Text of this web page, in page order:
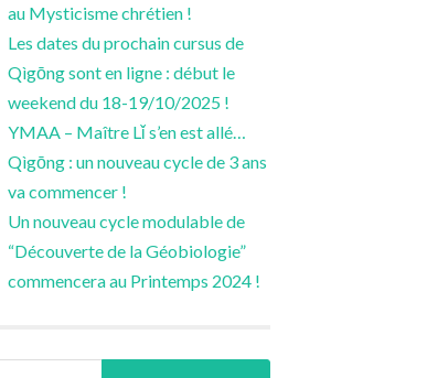
au Mysticisme chrétien !
Les dates du prochain cursus de
Qìgōng sont en ligne : début le
weekend du 18-19/10/2025 !
YMAA – Maître Lǐ s’en est allé…
Qìgōng : un nouveau cycle de 3 ans
va commencer !
Un nouveau cycle modulable de
“Découverte de la Géobiologie”
commencera au Printemps 2024 !